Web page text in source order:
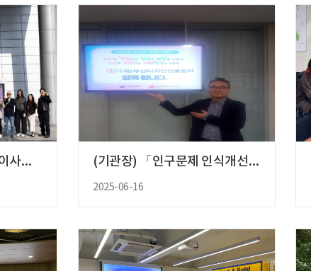
세계디자인기구(WDO) 이사회 부.. (기관장) 「인구문제 인식개선을 ..
2025-06-16